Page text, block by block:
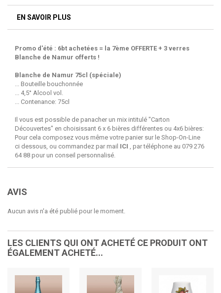
EN SAVOIR PLUS
Promo d'été : 6bt achetées = la 7ème OFFERTE + 3 verres
Blanche de Namur offerts !
Blanche de Namur 75cl (spéciale)
... Bouteille bouchonnée
... 4,5° Alcool vol.
... Contenance: 75cl
Il vous est possible de panacher un mix intitulé "Carton
Découvertes" en choisissant 6 x 6 bières différentes ou 4x6 bières:
Pour cela composez vous même votre panier sur le Shop-On-Line
ci dessous, ou commandez par mail ICI , par téléphone au 079 276
64 88 pour un conseil personnalisé.
AVIS
Aucun avis n'a été publié pour le moment.
LES CLIENTS QUI ONT ACHETÉ CE PRODUIT ONT
ÉGALEMENT ACHETÉ...